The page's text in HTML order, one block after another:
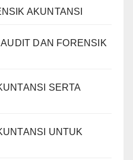
AKUNTANSI
DAN FORENSIK
SERTA
UNTUK